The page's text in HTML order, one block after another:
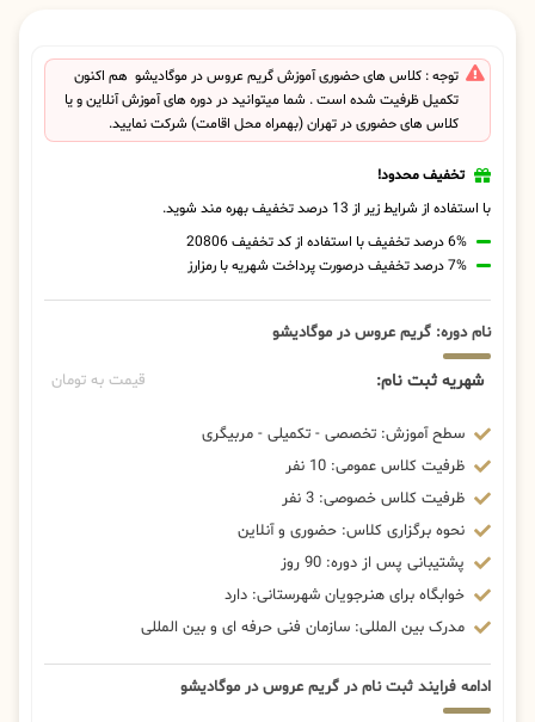
توجه : کلاس های حضوری آموزش گریم عروس در موگادیشو هم اکنون
تکمیل ظرفیت شده است . شما میتوانید در دوره های آموزش آنلاین و یا
کلاس های حضوری در تهران (بهمراه محل اقامت) شرکت نمایید.
تخفیف محدود!
با استفاده از شرایط زیر از 13 درصد تخفیف بهره مند شوید.
6% درصد تخفیف با استفاده از کد تخفیف 20806
7% درصد تخفیف درصورت پرداخت شهریه با رمزارز
نام دوره: گریم عروس در موگادیشو
شهریه ثبت نام: قیمت به تومان
سطح آموزش: تخصصی - تکمیلی - مربیگری
ظرفیت کلاس عمومی: 10 نفر
ظرفیت کلاس خصوصی: 3 نفر
نحوه برگزاری کلاس: حضوری و آنلاین
پشتیبانی پس از دوره: 90 روز
خوابگاه برای هنرجویان شهرستانی: دارد
مدرک بین المللی: سازمان فنی حرفه ای و بین المللی
ادامه فرایند ثبت نام در گریم عروس در موگادیشو